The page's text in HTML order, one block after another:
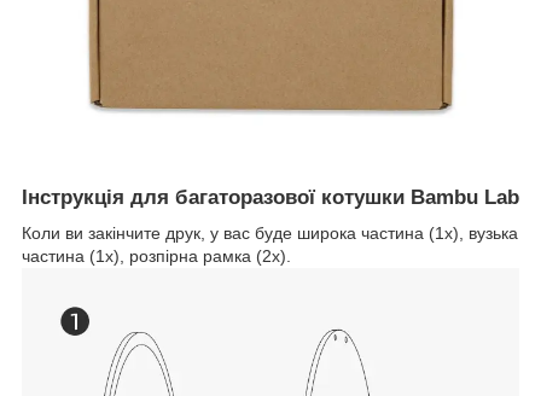
Інструкція для багаторазової котушки Bambu Lab
Коли ви закінчите друк, у вас буде широка частина (1х), вузька
частина (1х), розпірна рамка (2х).